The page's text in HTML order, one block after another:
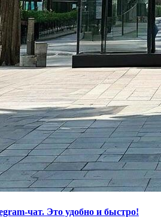
чат. Это удобно и быстро!